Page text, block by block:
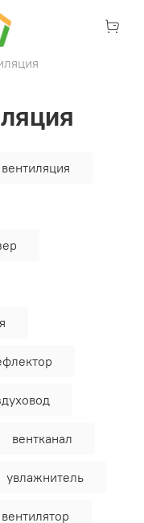
вентиляция
вентканал
увлажнитель